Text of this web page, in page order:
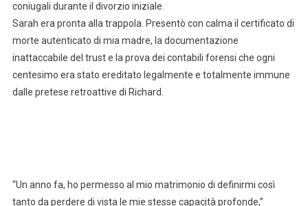
coniugali durante il divorzio iniziale.
Sarah era pronta alla trappola. Presentò con calma il certificato di
morte autenticato di mia madre, la documentazione
inattaccabile del trust e la prova dei contabili forensi che ogni
centesimo era stato ereditato legalmente e totalmente immune
dalle pretese retroattive di Richard.
“Un anno fa, ho permesso al mio matrimonio di definirmi così
tanto da perdere di vista le mie stesse capacità profonde,”